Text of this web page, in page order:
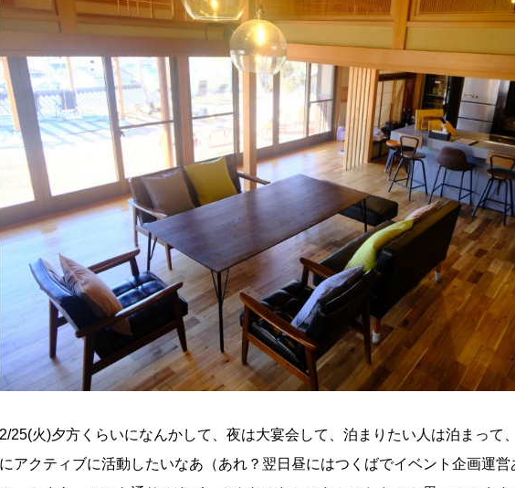
2/25(火)夕方くらいになんかして、夜は大宴会して、泊まりたい人は泊まって
にアクティブに活動したいなあ（あれ？翌日昼にはつくばでイベント企画運営